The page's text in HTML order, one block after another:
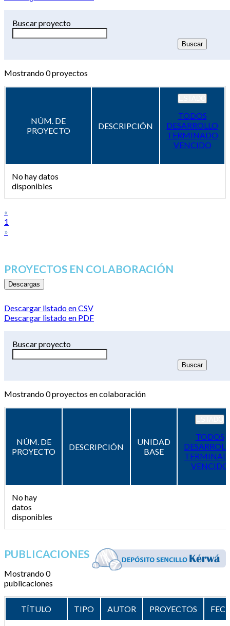
Buscar proyecto
Mostrando0proyectos
NÚM. DE
PROYECTO
DESCRIPCIÓN
TODOS
DESARROLLO
TERMINADO
VENCIDO
No hay datos
disponibles
«
1
»
PROYECTOS EN COLABORACIÓN
Descargas
Descargar listado en CSV
Descargar listado en PDF
Buscar proyecto
Mostrando0proyectos en colaboración
NÚM. DE
PROYECTO
DESCRIPCIÓN
UNIDAD
BASE
TODOS
VENCIDO
No hay
datos
disponibles
PUBLICACIONES
Mostrando 0
publicaciones
TÍTULO TIPO AUTOR PROYECTOS